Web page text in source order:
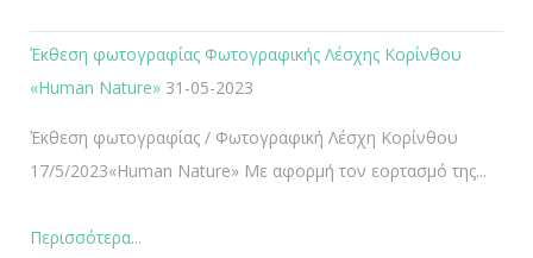
Έκθεση φωτογραφίας Φωτογραφικής Λέσχης Κορίνθου
«Human Nature» 31-05-2023
Έκθεση φωτογραφίας / Φωτογραφική Λέσχη Κορίνθου
17/5/2023«Human Nature» Με αφορμή τον εορτασμό της...
Περισσότερα...